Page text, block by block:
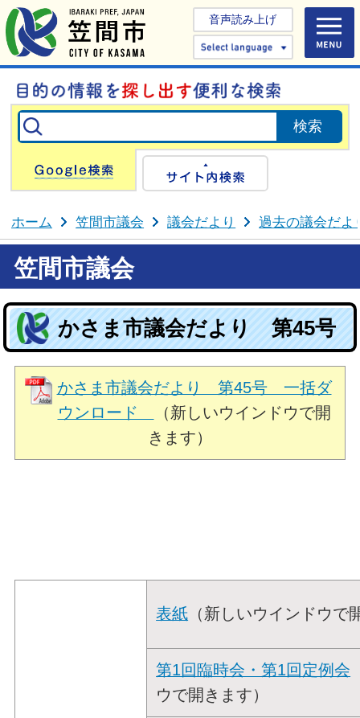
音声読み上げ
Select
Google検索
ホーム 笠間市議会 議会だより 過去の議会だよ
笠間市議会
かさま市議会だより 第45号
かさま市議会だより 第45号 一括ダ
ウンロード
（新しいウインドウで開
きます）
表紙 （新しいウインドウで
第1回臨時会・第1回定例会
ウで開きます）